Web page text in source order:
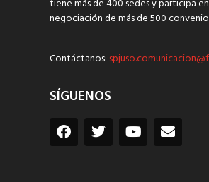
tiene más de 400 sedes y participa
negociación de más de 500
Contáctanos:
SÍGUENOS